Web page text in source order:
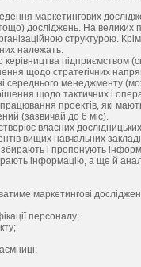
маркетингових
досліджень. На великих
структурою.
них належать:
підприємством
щодо стратегічних
середнього менеджменту
щодо тактичних і
проектів, які
(зазвичай до 6 міс).
власних
вищих навчальних
і пропонують
інформацію, а ще й
маркетингові
персоналу;